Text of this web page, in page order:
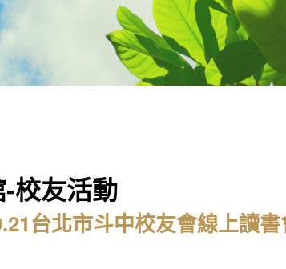
校友活動
台北市斗中校友會線上讀